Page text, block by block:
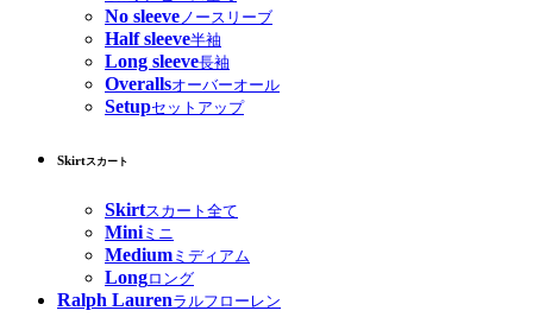
No sleeveノースリーブ
Half sleeve半袖
Long sleeve長袖
Overallsオーバーオール
Setupセットアップ
Skirtスカート
Skirtスカート全て
Miniミニ
Medium ミディアム
Longロング
Ralph Laurenラルフローレン